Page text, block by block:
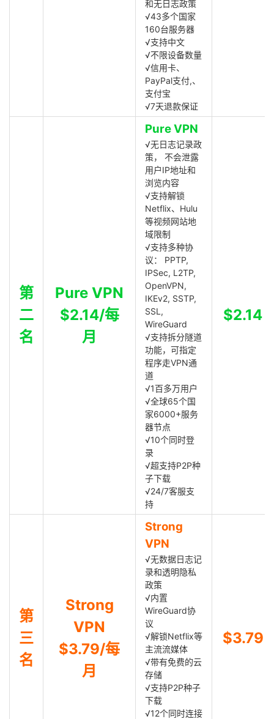
和无日志政策
√43多个国家
160台服务器
√支持中文
√不限设备数量
√信用卡、
PayPal支付,、
支付宝
√7天退款保证
第
二
名
Pure VPN
$2.14/每
月
Pure VPN
√无日志记录政
策， 不会泄露
用户IP地址和
浏览内容
√支持解锁
Netflix、Hulu
等视频网站地
域限制
√支持多种协
议： PPTP,
IPSec, L2TP,
OpenVPN,
IKEv2, SSTP,
SSL,
WireGuard
√支持拆分隧道
功能，可指定
程序走VPN通
道
√1百多万用户
√全球65个国
家6000+服务
器节点
√10个同时登
录
√超支持P2P种
子下载
√24/7客服支
持
$2.14
第
三
名
Strong
VPN
$3.79/每
月
Strong
VPN
√无数据日志记
录和透明隐私
政策
√内置
WireGuard协
议
√解锁Netflix等
主流流媒体
√带有免费的云
存储
√支持P2P种子
下载
√12个同时连接
$3.79